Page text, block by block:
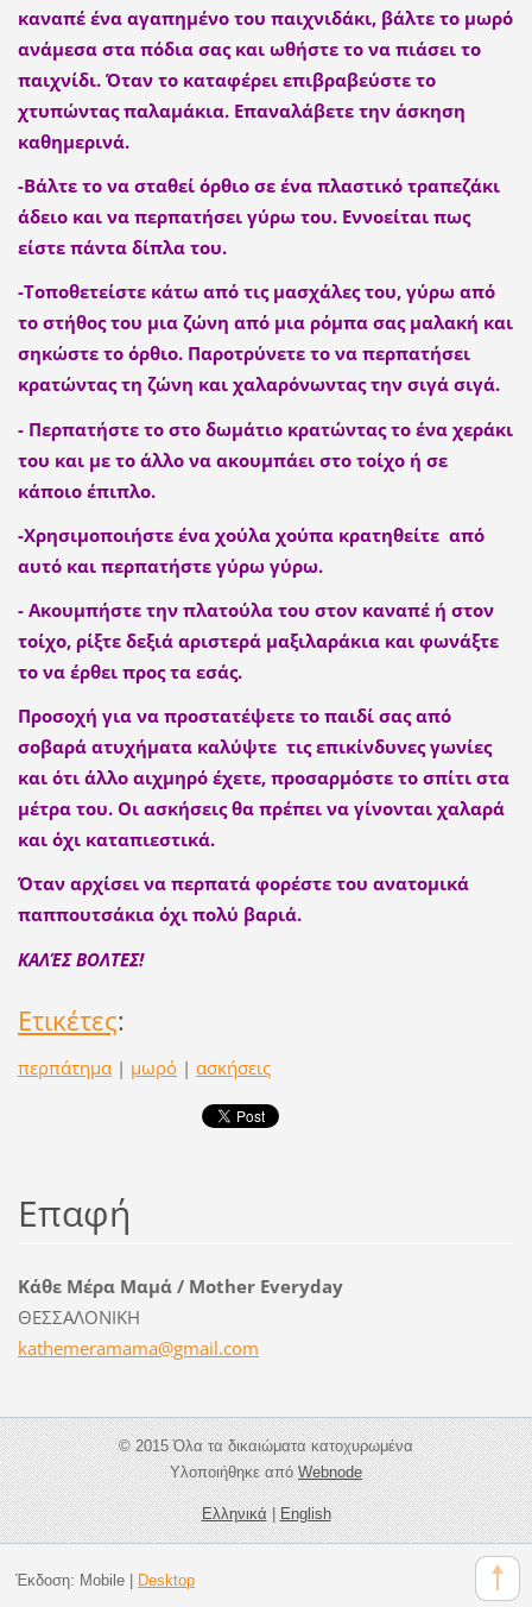
καναπέ ένα αγαπημένο του παιχνιδάκι, βάλτε το μωρό
ανάμεσα στα πόδια σας και ωθήστε το να πιάσει το
παιχνίδι. Όταν το καταφέρει επιβραβεύστε το
χτυπώντας παλαμάκια. Επαναλάβετε την άσκηση
καθημερινά.
-Βάλτε το να σταθεί όρθιο σε ένα πλαστικό τραπεζάκι
άδειο και να περπατήσει γύρω του. Εννοείται πως
είστε πάντα δίπλα του.
-Τοποθετείστε κάτω από τις μασχάλες του, γύρω από
το στήθος του μια ζώνη από μια ρόμπα σας μαλακή και
σηκώστε το όρθιο. Παροτρύνετε το να περπατήσει
κρατώντας τη ζώνη και χαλαρόνωντας την σιγά σιγά.
- Περπατήστε το στο δωμάτιο κρατώντας το ένα χεράκι
του και με το άλλο να ακουμπάει στο τοίχο ή σε
κάποιο έπιπλο.
-Χρησιμοποιήστε ένα χούλα χούπα κρατηθείτε από
αυτό και περπατήστε γύρω γύρω.
- Ακουμπήστε την πλατούλα του στον καναπέ ή στον
τοίχο, ρίξτε δεξιά αριστερά μαξιλαράκια και φωνάξτε
το να έρθει προς τα εσάς.
Προσοχή για να προστατέψετε το παιδί σας από
σοβαρά ατυχήματα καλύψτε τις επικίνδυνες γωνίες
και ότι άλλο αιχμηρό έχετε, προσαρμόστε το σπίτι στα
μέτρα του. Οι ασκήσεις θα πρέπει να γίνονται χαλαρά
και όχι καταπιεστικά.
Όταν αρχίσει να περπατά φορέστε του ανατομικά
παππουτσάκια όχι πολύ βαριά.
ΚΑΛΈΣ ΒΟΛΤΕΣ!
Ετικέτες:
περπάτημα | μωρό | ασκήσεις
Επαφή
Κάθε Μέρα Μαμά / Mother Everyday
ΘΕΣΣΑΛΟΝΙΚΗ
kathemeramama@gmail.com
© 2015 Όλα τα δικαιώματα κατοχυρωμένα
Υλοποιήθηκε απόWebnode
Ελληνικά|English
Έκδοση: Mobile| Desktop